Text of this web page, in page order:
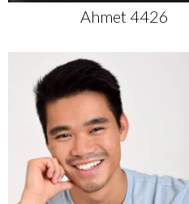
Ahmet 4426